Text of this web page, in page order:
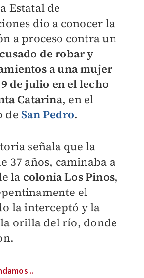
Estatal de
dio a conocer la
a proceso contra un
de robar y
a una mujer
de julio en el lecho
Catarina, en el
de San Pedro.
señala que la
37 años, caminaba a
la colonia Los Pinos,
el
la interceptó y la
orilla del río, donde